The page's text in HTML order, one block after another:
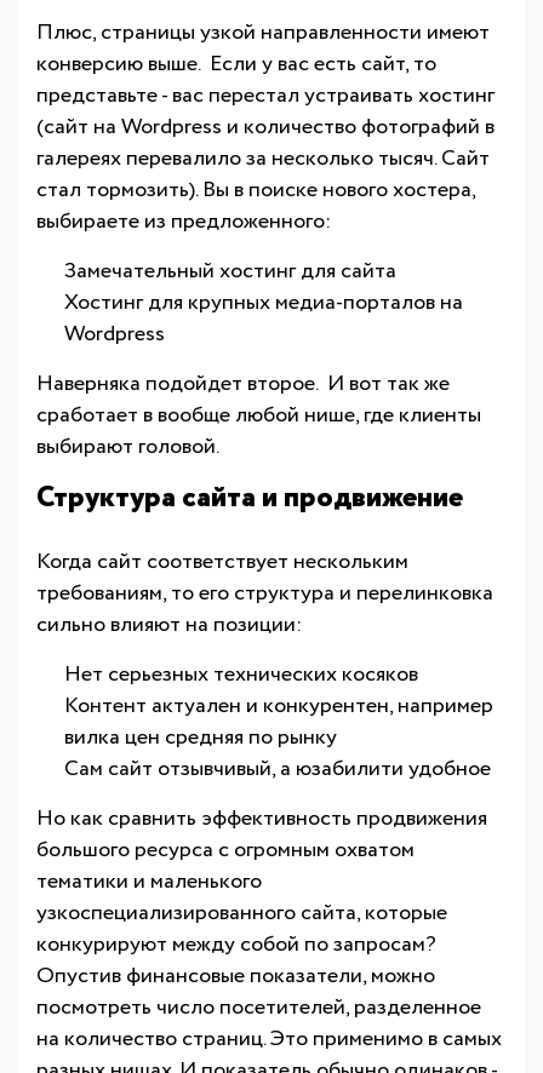
Плюс, страницы узкой направленности имеют
конверсию выше. Если у вас есть сайт, то
представьте - вас перестал устраивать хостинг
(сайт на Wordpress и количество фотографий в
галереях перевалило за несколько тысяч. Сайт
стал тормозить). Вы в поиске нового хостера,
выбираете из предложенного:
Замечательный хостинг для сайта
Хостинг для крупных медиа-порталов на
Wordpress
Наверняка подойдет второе. И вот так же
сработает в вообще любой нише, где клиенты
выбирают головой.
Структура сайта и продвижение
Когда сайт соответствует нескольким
требованиям, то его структура и перелинковка
сильно влияют на позиции:
Нет серьезных технических косяков
Контент актуален и конкурентен, например
вилка цен средняя по рынку
Сам сайт отзывчивый, а юзабилити удобное
Но как сравнить эффективность продвижения
большого ресурса с огромным охватом
тематики и маленького
узкоспециализированного сайта, которые
конкурируют между собой по запросам?
Опустив финансовые показатели, можно
посмотреть число посетителей, разделенное
на количество страниц. Это применимо в самых